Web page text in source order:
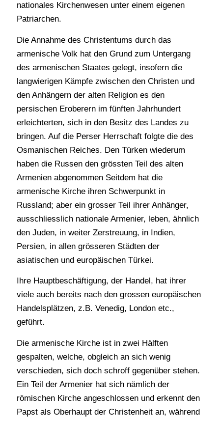
nationales Kirchenwesen unter einem eigenen
Patriarchen.
Die Annahme des Christentums durch das
armenische Volk hat den Grund zum Untergang
des armenischen Staates gelegt, insofern die
langwierigen Kämpfe zwischen den Christen und
den Anhängern der alten Religion es den
persischen Eroberern im fünften Jahrhundert
erleichterten, sich in den Besitz des Landes zu
bringen. Auf die Perser Herrschaft folgte die des
Osmanischen Reiches. Den Türken wiederum
haben die Russen den grössten Teil des alten
Armenien abgenommen Seitdem hat die
armenische Kirche ihren Schwerpunkt in
Russland; aber ein grosser Teil ihrer Anhänger,
ausschliesslich nationale Armenier, leben, ähnlich
den Juden, in weiter Zerstreuung, in Indien,
Persien, in allen grösseren Städten der
asiatischen und europäischen Türkei.
Ihre Hauptbeschäftigung, der Handel, hat ihrer
viele auch bereits nach den grossen europäischen
Handelsplätzen, z.B. Venedig, London etc.,
geführt.
Die armenische Kirche ist in zwei Hälften
gespalten, welche, obgleich an sich wenig
verschieden, sich doch schroff gegenüber stehen.
Ein Teil der Armenier hat sich nämlich der
römischen Kirche angeschlossen und erkennt den
Papst als Oberhaupt der Christenheit an, während